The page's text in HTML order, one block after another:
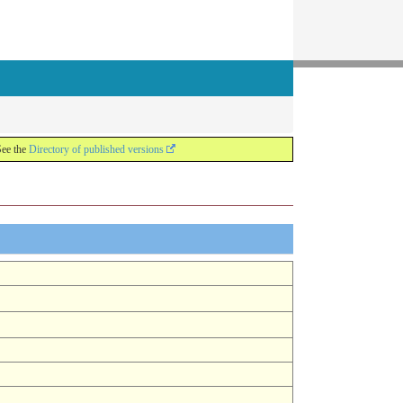
the Directory of published versions